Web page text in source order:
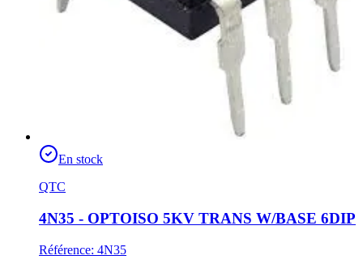
En stock
QTC
4N35 - OPTOISO 5KV TRANS W/BASE 6DIP
Référence: 4N35